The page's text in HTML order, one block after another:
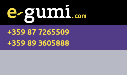
+359 87 7265509
+359 89 3605888